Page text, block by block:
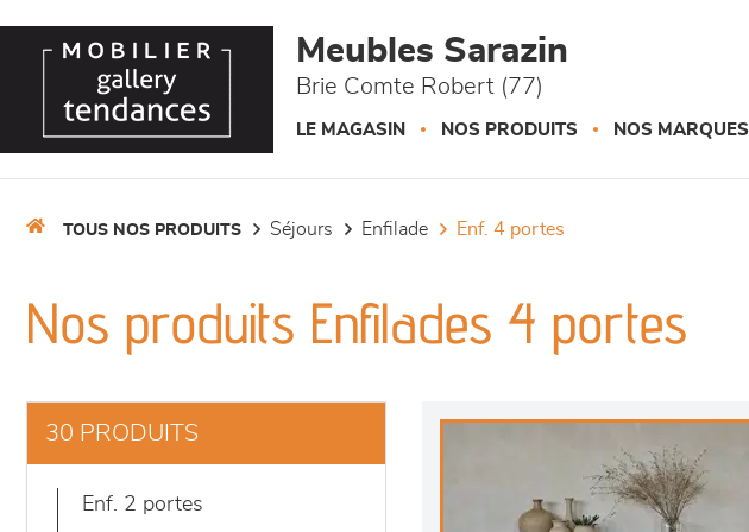
Meubles Sarazin
Brie Comte Robert (77)
LE MAGASIN NOS PRODUITS NOS MARQUES
TOUS NOS PRODUITS séjours enfilade enf. 4 portes
Nos produits Enfilades 4 portes
30 PRODUITS
enf. 2 portes